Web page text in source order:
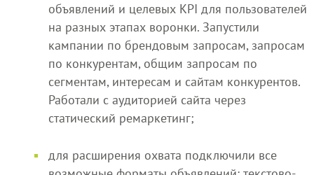
объявлений и целевых KPI для пользователей
на разных этапах воронки. Запустили
кампании по брендовым запросам, запросам
по конкурентам, общим запросам по
сегментам, интересам и сайтам конкурентов.
Работали с аудиторией сайта через
статический ремаркетинг;
для расширения охвата подключили все